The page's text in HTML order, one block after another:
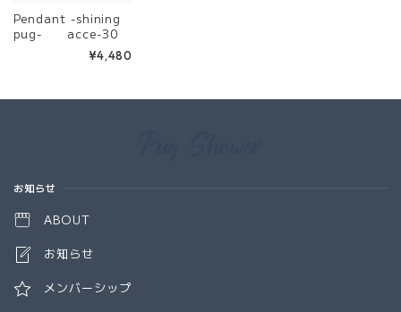
Pendant -shining
pug- acce-30
¥4,480
お知らせ
ABOUT
お知らせ
メンバーシップ